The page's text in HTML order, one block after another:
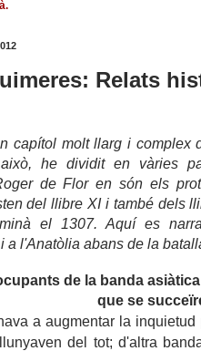
Relats
capítol molt llarg i complex
he dividit en vàries
de Flor en són els pro
del llibre XIi també dels
à el 1307. Aquí es
a l'Anatòlia abans de la
de la banda
que se
a augmentar la inquietud
del tot; d'altra